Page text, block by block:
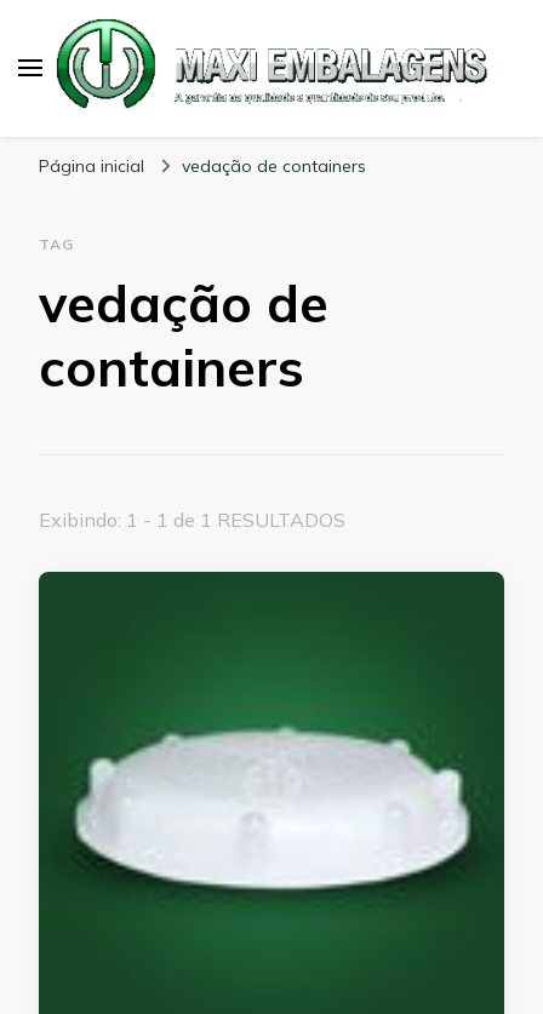
Página inicial vedação de containers
TAG
vedação de
containers
Exibindo: 1 - 1 de 1 RESULTADOS